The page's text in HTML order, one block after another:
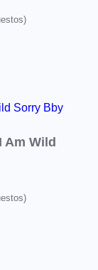
Am Wild